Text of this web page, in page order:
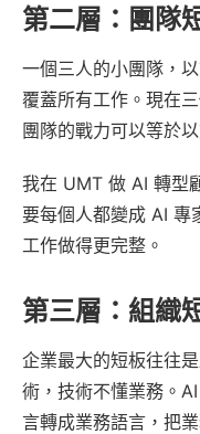
第二層：團隊
一個三人的小團隊，
覆蓋所有工作。現在
團隊的戰力可以等於
我在 UMT 做 AI 轉型
要每個人都變成 AI 專
工作做得更完整。
第三層：組織
企業最大的短板往往
術，技術不懂業務。
言轉成業務語言，把